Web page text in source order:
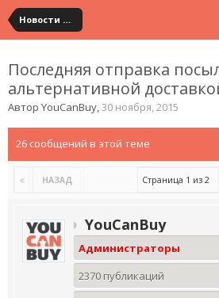
Новости сервиса
Последняя отправка
альтернативной
Автор YouCanBuy,30 ноября, 2015
26 сообщений в этой теме
НАЗАД Страница 1 из 2
YouCanBuy
Администраторы
2370 публикаций